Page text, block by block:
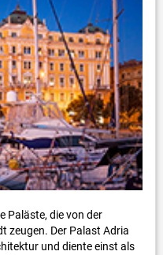
Paläste, die von der
zeugen. Der Palast Adria
und diente einst als